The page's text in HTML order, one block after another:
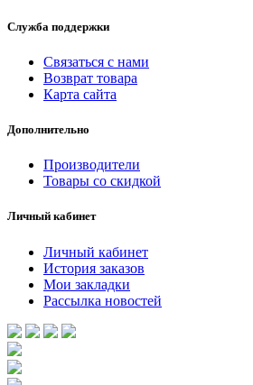
Служба поддержки
Связаться с нами
Возврат товара
Карта сайта
Дополнительно
Производители
Товары со скидкой
Личный кабинет
Личный кабинет
История заказов
Мои закладки
Рассылка новостей